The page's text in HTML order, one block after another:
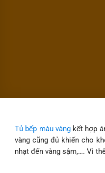
Tủ bếp màu vàngkết hợp
vàng cũng đủ khiến cho
nhạt đến vàng sậm,…. Vì